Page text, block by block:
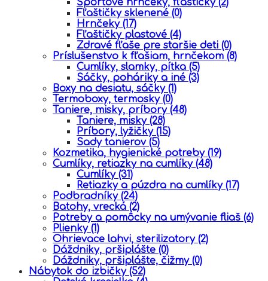
Fľaštičky sklenené (0)
Hrnčeky (17)
Fľaštičky plastové (4)
Zdravé fľaše pre staršie deti (0)
Príslušenstvo k fľašiam, hrnčekom (8)
Cumlíky, slamky, pítka (5)
Sáčky, poháriky a iné (3)
Boxy na desiatu, sáčky (1)
Termoboxy, termosky (0)
Taniere, misky, príbory (48)
Taniere, misky (28)
Príbory, lyžičky (15)
Sady tanierov (5)
Kozmetika, hygienické potreby (19)
Cumlíky, retiazky na cumlíky (48)
Cumlíky (31)
Retiazky a púzdra na cumlíky (17)
Podbradníky (24)
Batohy, vrecká (2)
Potreby a pomôcky na umývanie fliaš (6)
Plienky (1)
Ohrievace lahvi, sterilizatory (2)
Dáždniky, pršiplášte (0)
Dáždniky, pršiplášte, čižmy (0)
Nábytok do izbičky (52)